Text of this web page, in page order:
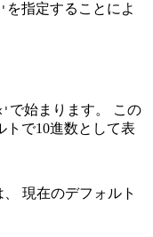
を指定することによ
で始まります。 この
トで10進数として表
現在のデフォルト